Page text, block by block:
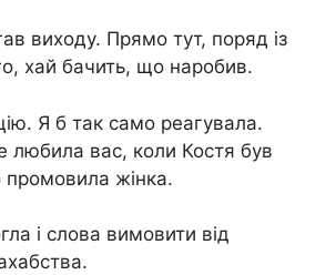
виходу. Прямо тут, поряд із
хай бачить, що наробив.
Я б так само реагувала.
любила вас, коли Костя був
жінка.
і слова вимовити від